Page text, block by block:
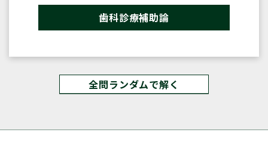
歯科診療補助論
全問ランダムで解く